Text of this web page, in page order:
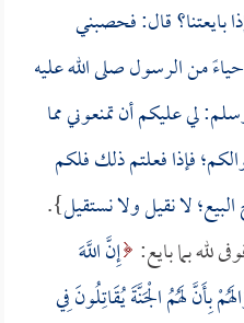
بايعتنا؟ قال: فحصبني
من الرسول صلى الله عليه
لي عليكم أن تمنعوني مما
فإذا فعلتم ذلك فلكم
لا نقيل ولا نستقيل}.
لله بما بايع: إِنَّ اللَّهَ
بِأَنَّ لَهُمُ الْجَنَّةَ يُقَاتِلُونَ فِي